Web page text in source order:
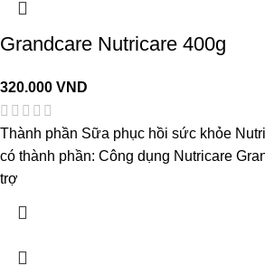
Grandcare Nutricare 400g
320.000VND
Thành phần Sữa phục hồi sức khỏe
có thành phần: Công dụng Nutricare
trợ